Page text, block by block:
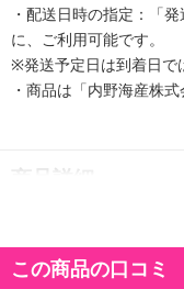
・配送日時の指定：「
に、ご利用可能です。
※発送予定日は到着日で
・商品は「内野海産株
商品詳細
この商品の口コミ